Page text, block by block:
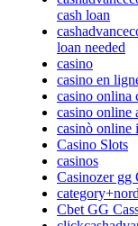
cash loan
loan needed
casino
casino en
casino onlina
casino online
casinò online
Casino Slots
casinos
Casinozer gg
Cbet GG